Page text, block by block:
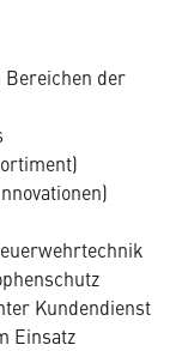
der
Kundendienst
Einsatz